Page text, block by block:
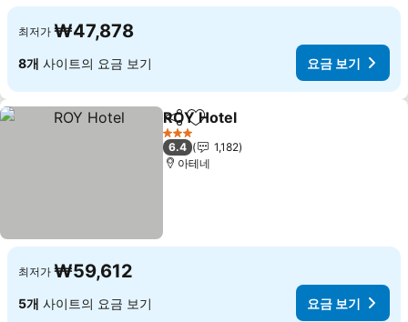
최저가 ₩47,878
8개 사이트의 요금 보기 요금 보기
공유 즐겨찾기에 추가
ROY Hotel
3 성급
6.4
1,182
아테네
최저가 ₩59,612
5개 사이트의 요금 보기 요금 보기